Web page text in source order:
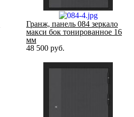
Гранж, панель 084 зеркало
макси бок тонированное 16
мм
48 500 руб.